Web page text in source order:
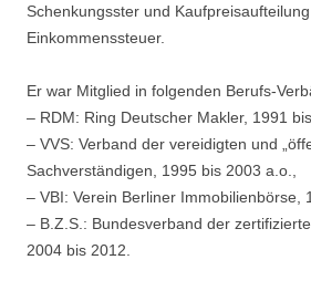
Schenkungsster und
Einkommenssteuer.
Er war Mitglied in folgenden Berufs-
– RDM: Ring Deutscher Makler, 1991
– VVS: Verband der vereidigten und
Sachverständigen, 1995 bis 2003 a.o.,
– VBI: Verein Berliner Immobilienbörse,
– B.Z.S.: Bundesverband der
2004 bis 2012.